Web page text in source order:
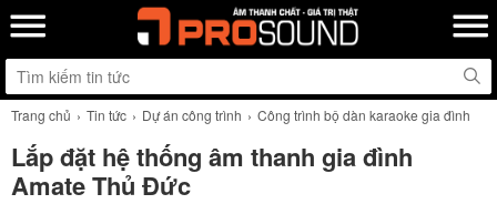
Trang chủ Tin tức Dự án công trình Công trình bộ dàn karaoke gia đình
Lắp đặt hệ thống âm thanh gia đình
Amate Thủ Đức